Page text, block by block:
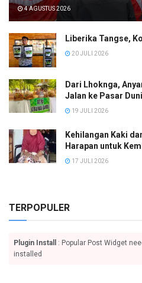
4 AGUSTUS 2026
Liberika Tangse,
20 JULI 2026
Dari Lhoknga,
Jalan ke Pasar
19 JULI 2026
Kehilangan Kaki
Harapan untuk
17 JULI 2026
TERPOPULER
Plugin Install
: Popular Post Widget
installed